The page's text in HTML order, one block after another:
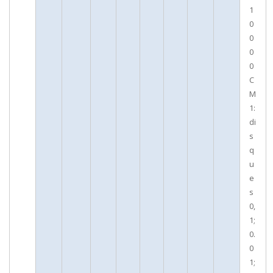
1
0
0
0
0
C
M
1:
di
s
q
u
e
s
0,
1;
0.
0
1;